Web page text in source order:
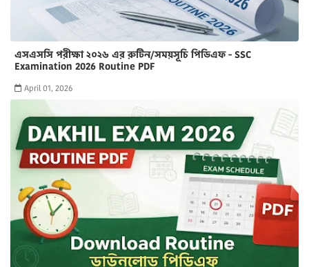
এসএসসি পরীক্ষা ২০২৬ এর রুটিন/সময়সূচি পিডিএফ - SSC
Examination 2026 Routine PDF
April 01, 2026